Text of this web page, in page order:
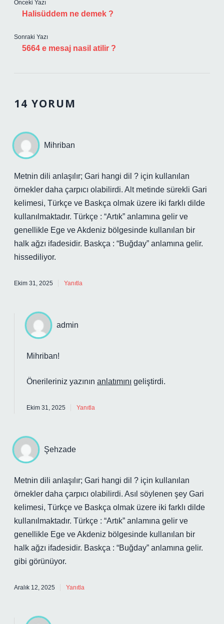
Önceki Yazı
Halisüddem ne demek ?
Sonraki Yazı
5664 e mesaj nasil atilir ?
14 YORUM
Mihriban
Metnin dili anlaşılır; Gari hangi dil ? için kullanılan
örnekler daha çarpıcı olabilirdi. Alt metinde sürekli Gari
kelimesi, Türkçe ve Baskça olmak üzere iki farklı dilde
kullanılmaktadır. Türkçe : “Artık” anlamına gelir ve
genellikle Ege ve Akdeniz bölgesinde kullanılan bir
halk ağzı ifadesidir. Baskça : “Buğday” anlamına gelir.
hissediliyor.
Ekim 31, 2025 Yanıtla
admin
Mihriban!
Önerileriniz yazının anlatımını geliştirdi.
Ekim 31, 2025 Yanıtla
Şehzade
Metnin dili anlaşılır; Gari hangi dil ? için kullanılan
örnekler daha çarpıcı olabilirdi. Asıl söylenen şey Gari
kelimesi, Türkçe ve Baskça olmak üzere iki farklı dilde
kullanılmaktadır. Türkçe : “Artık” anlamına gelir ve
genellikle Ege ve Akdeniz bölgesinde kullanılan bir
halk ağzı ifadesidir. Baskça : “Buğday” anlamına gelir.
gibi görünüyor.
Aralık 12, 2025 Yanıtla